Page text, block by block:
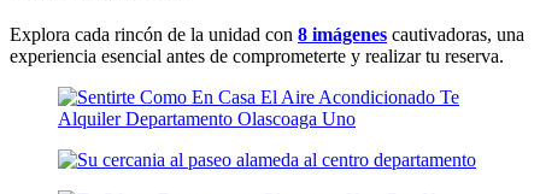
Explora cada rincón de la unidad con 8 imágenes cautivadoras, una
experiencia esencial antes de comprometerte y realizar tu reserva.